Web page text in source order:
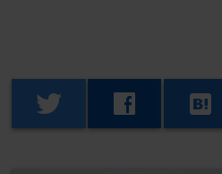
twitter facebook hatenabookmark